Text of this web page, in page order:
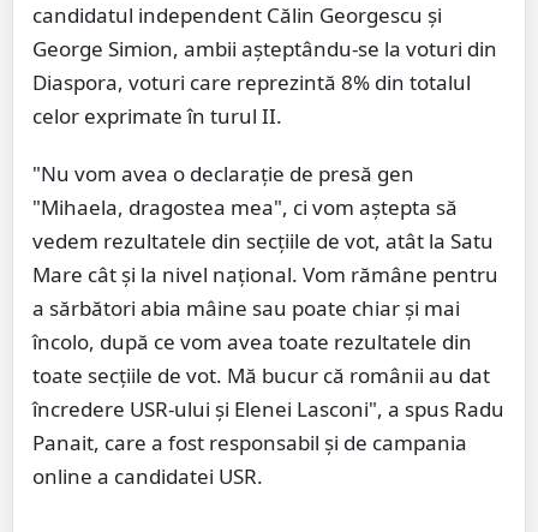
candidatul independent Călin Georgescu și
George Simion, ambii așteptându-se la voturi din
Diaspora, voturi care reprezintă 8% din totalul
celor exprimate în turul II.
"Nu vom avea o declarație de presă gen
"Mihaela, dragostea mea", ci vom aștepta să
vedem rezultatele din secțiile de vot, atât la Satu
Mare cât și la nivel național. Vom rămâne pentru
a sărbători abia mâine sau poate chiar și mai
încolo, după ce vom avea toate rezultatele din
toate secțiile de vot. Mă bucur că românii au dat
încredere USR-ului și Elenei Lasconi", a spus Radu
Panait, care a fost responsabil și de campania
online a candidatei USR.